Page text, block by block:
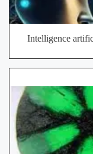
Intelligence